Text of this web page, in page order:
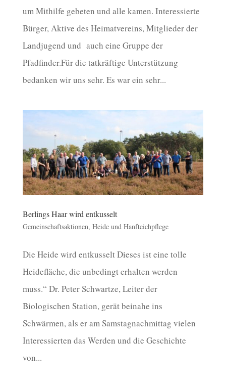
um Mithilfe gebeten und alle kamen. Interessierte
Bürger, Aktive des Heimatvereins, Mitglieder der
Landjugend und auch eine Gruppe der
Pfadfinder.Für die tatkräftige Unterstützung
bedanken wir uns sehr. Es war ein sehr...
Berlings Haar wird entkusselt
Gemeinschaftsaktionen, Heide und Hanfteichpflege
Die Heide wird entkusselt Dieses ist eine tolle
Heidefläche, die unbedingt erhalten werden
muss.“ Dr. Peter Schwartze, Leiter der
Biologischen Station, gerät beinahe ins
Schwärmen, als er am Samstagnachmittag vielen
Interessierten das Werden und die Geschichte
von...